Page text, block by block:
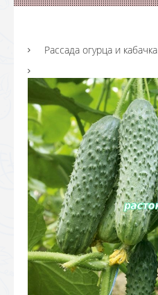
Рассада огурца и кабачка